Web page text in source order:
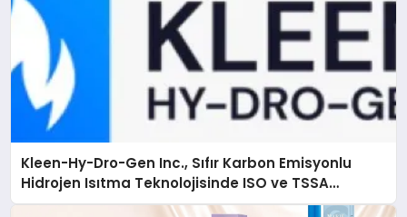
Kleen-Hy-Dro-Gen Inc., Sıfır Karbon Emisyonlu
Hidrojen Isıtma Teknolojisinde ISO ve TSSA
Düzenleyici Onaylarını Aldı